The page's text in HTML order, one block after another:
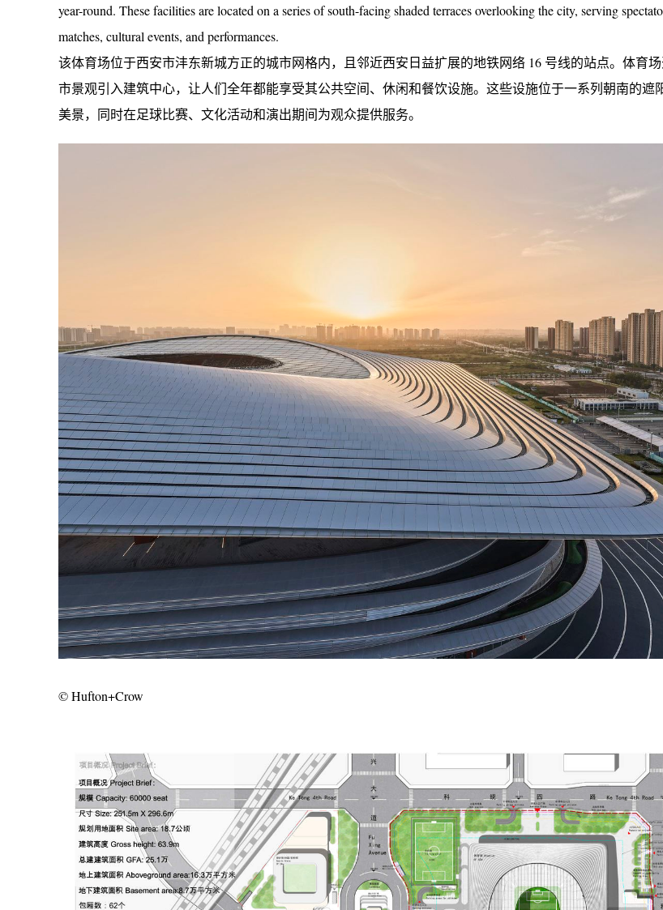
year-round. These facilities are located on a series of south-facing shaded terraces overlooking the city, serving
matches, cultural events, and performances.
该体育场位于西安市沣东新城方正的城市网格内，且邻近西安日益扩展的地铁网络 16 号线的站点。体育
市景观引入建筑中心，让人们全年都能享受其公共空间、休闲和餐饮设施。这些设施位于一系列朝南的遮
美景，同时在足球比赛、文化活动和演出期间为观众提供服务。
© Hufton+Crow